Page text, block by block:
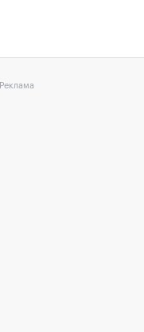
Реклама